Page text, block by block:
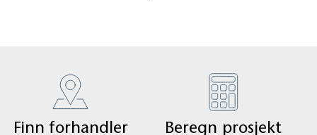
Beregn prosjekt
Finn forhandler